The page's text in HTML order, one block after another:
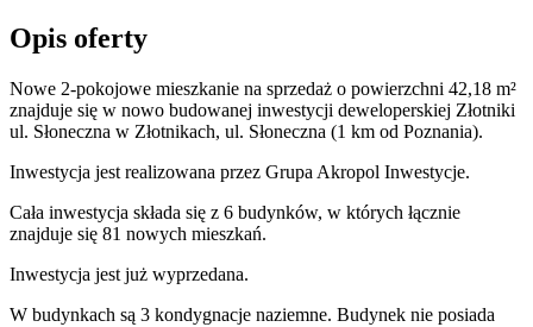
Opis oferty
Nowe 2-pokojowe mieszkanie na sprzedaż o powierzchni 42,18 m²
znajduje się w nowo budowanej inwestycji deweloperskiej Złotniki
ul. Słoneczna w Złotnikach, ul. Słoneczna (1 km od Poznania).
Inwestycja jest realizowana przez Grupa Akropol Inwestycje.
Cała inwestycja składa się z 6 budynków, w których łącznie
znajduje się 81 nowych mieszkań.
Inwestycja jest już wyprzedana.
W budynkach są 3 kondygnacje naziemne. Budynek nie posiada